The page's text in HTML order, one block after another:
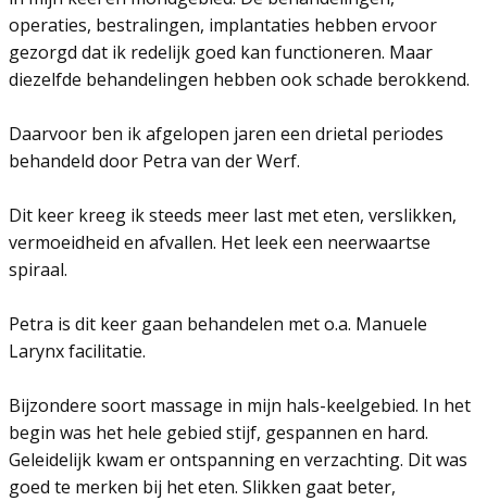
operaties, bestralingen, implantaties hebben ervoor
gezorgd dat ik redelijk goed kan functioneren. Maar
diezelfde behandelingen hebben ook schade berokkend.
Daarvoor ben ik afgelopen jaren een drietal periodes
behandeld door Petra van der Werf.
Dit keer kreeg ik steeds meer last met eten, verslikken,
vermoeidheid en afvallen. Het leek een neerwaartse
spiraal.
Petra is dit keer gaan behandelen met o.a. Manuele
Larynx facilitatie.
Bijzondere soort massage in mijn hals-keelgebied. In het
begin was het hele gebied stijf, gespannen en hard.
Geleidelijk kwam er ontspanning en verzachting. Dit was
goed te merken bij het eten. Slikken gaat beter,